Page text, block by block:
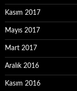
Kasım 2017
Mayıs 2017
Mart 2017
Aralık 2016
Kasım 2016